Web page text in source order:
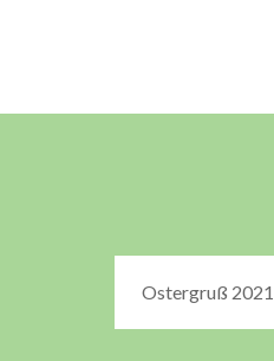
Ostergruß 2021